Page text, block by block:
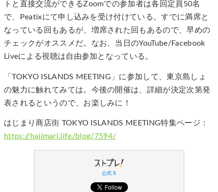
トと直接交流ができるZoomでの参加者は各回定員50名
で、Peatixにて申し込みを受け付けている。すでに満席と
なっている回もあるが、増席された回もあるので、早めの
チェックがオススメだ。なお、当日のYouTube/Facebook
Liveによる視聴は自由参加となっている。
「TOKYO ISLANDS MEETING」に参加して、東京島しょ
の魅力に触れてみては。今後の開催は、詳細が決定次第発
表されるというので、お楽しみに！
はじまり商店街 TOKYO ISLANDS MEETING特集ページ：
https://hajimari.life/blog/7594/
公式 X